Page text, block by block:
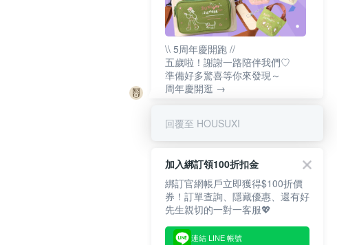
\\ 5周年慶開跑 //
五歲啦！謝謝一路陪伴我們♡
準備好多驚喜等你來發現～
周年慶開逛 →
回覆至 HOUSUXI
加入綁訂領100折扣金
綁訂官網帳戶立即獲得$100折價
券！訂單查詢、隱藏優惠、還有好
先生親切的一對一客服💖
連結 LINE 帳號